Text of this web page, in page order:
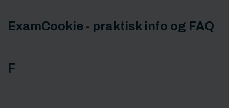
ExamCookie - praktisk info og FAQ
F